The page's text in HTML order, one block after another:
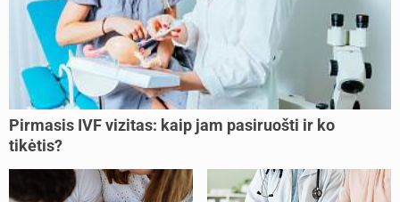
Pirmasis IVF vizitas: kaip jam pasiruošti ir ko
tikėtis?